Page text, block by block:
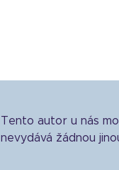
Tento autor u nás
nevydává žádnou